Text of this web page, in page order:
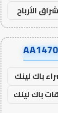
الأرباح
باك لينك
باك لينك